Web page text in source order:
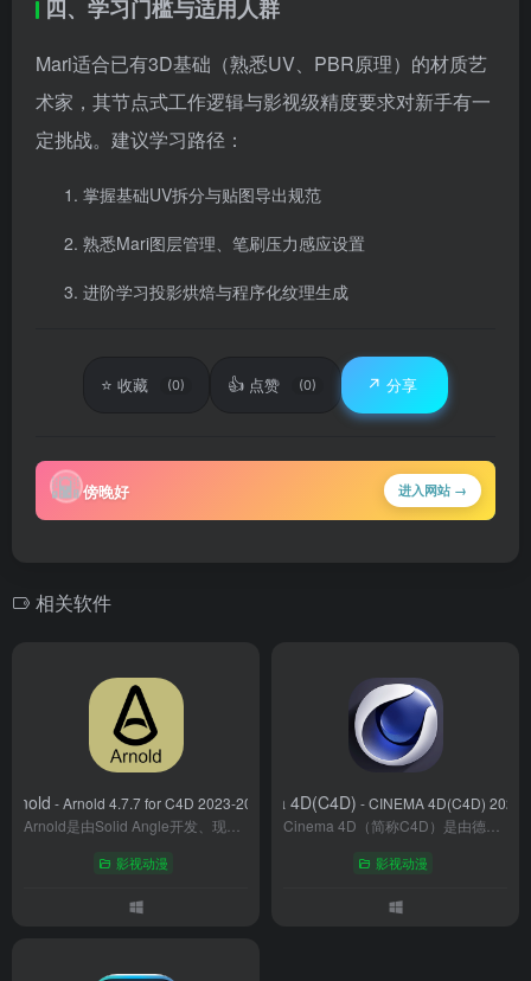
四、学习门槛与适用人群
Mari适合已有3D基础（熟悉UV、PBR原理）的材质艺
术家，其节点式工作逻辑与影视级精度要求对新手有一
定挑战。建议学习路径：
掌握基础UV拆分与贴图导出规范
熟悉Mari图层管理、笔刷压力感应设置
进阶学习投影烘焙与程序化纹理生成
⭐ 收藏 (0) 👍 点赞 (0) ↗️ 分享
🌇傍晚好 进入网站 →
相关软件
Arnold - Arnold 4.7.7 for C4D 2023-2025
影视动漫
Cinema 4D(C4D) - CINEMA 4D(C4D)
影视动漫